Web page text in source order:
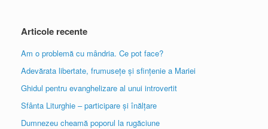
Articole recente
Am o problemă cu mândria. Ce pot face?
Adevărata libertate, frumusețe și sfințenie a Mariei
Ghidul pentru evanghelizare al unui introvertit
Sfânta Liturghie – participare și înălțare
Dumnezeu cheamă poporul la rugăciune